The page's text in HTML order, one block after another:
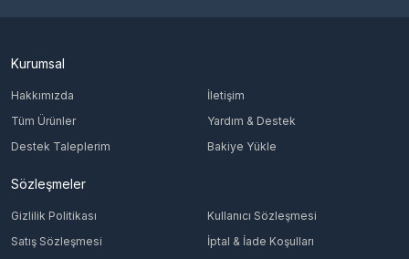
Kurumsal
Hakkımızda
İletişim
Tüm Ürünler
Yardım & Destek
Destek Taleplerim
Bakiye Yükle
Sözleşmeler
Gizlilik Politikası
Kullanıcı Sözleşmesi
Satış Sözleşmesi
İptal & İade Koşulları